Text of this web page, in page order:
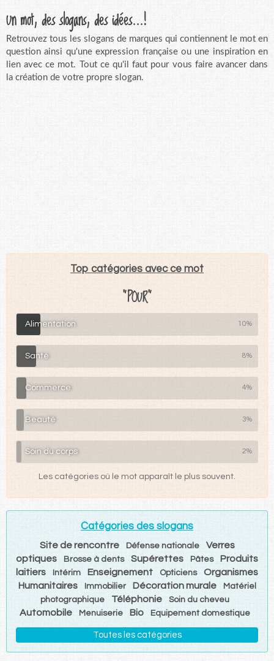
Un mot, des slogans, des idées...!
Retrouvez tous les slogans de marques qui contiennent le mot en
question ainsi qu'une expression française ou une inspiration en
lien avec ce mot. Tout ce qu'il faut pour vous faire avancer dans
la création de votre propre slogan.
Top catégories avec ce mot
"POUR"
Alimentation 10%
Santé 8%
Commerce 4%
Beauté 3%
Soin du corps 2%
Les catégories où le mot apparaît le plus souvent.
Catégories des slogans
Site de rencontre Défense nationale
Verres
optiques
Brosse à dents Supérettes Pâtes
Produits
laitiers
Intérim Enseignement Opticiens
Organismes
Humanitaires
Immobilier Décoration murale
Matériel
photographique
Téléphonie Soin du cheveu
Automobile Menuiserie Bio Equipement domestique
Toutes les catégories